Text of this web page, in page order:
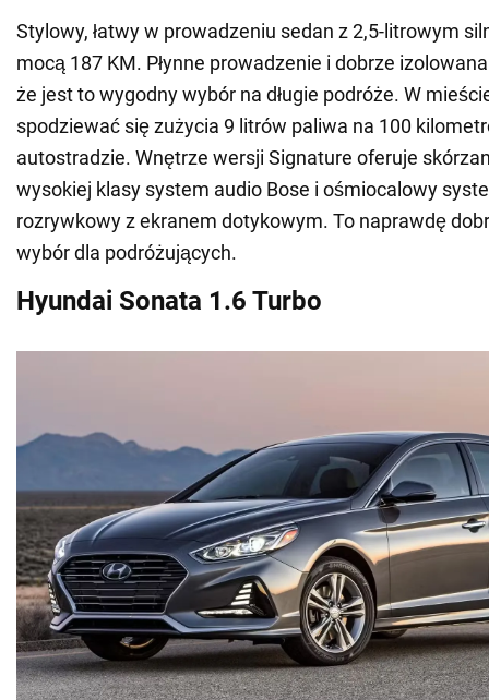
Stylowy, łatwy w prowadzeniu sedan z 2,5-litrowym
mocą 187 KM. Płynne prowadzenie i dobrze
że jest to wygodny wybór na długie podróże. W
spodziewać się zużycia 9 litrów paliwa na 100
autostradzie. Wnętrze wersji Signature oferuje
wysokiej klasy system audio Bose i ośmiocalowy
rozrywkowy z ekranem dotykowym. To naprawdę
wybór dla podróżujących.
Hyundai Sonata 1.6 Turbo